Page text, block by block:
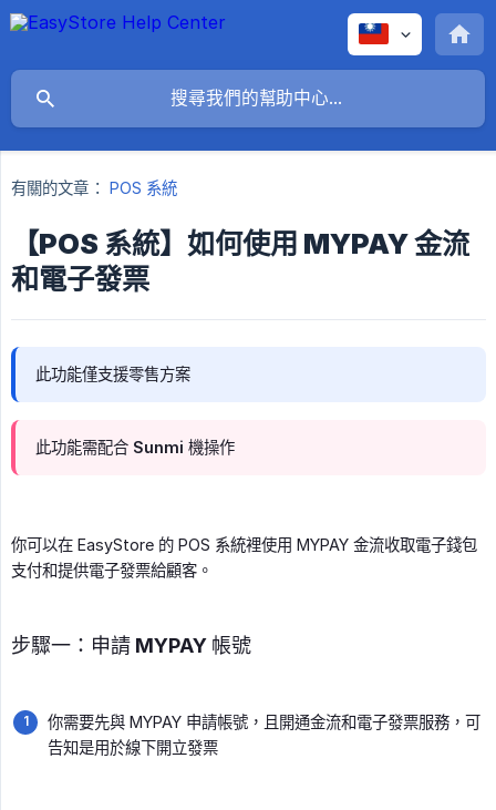
有關的文章： POS 系統
【POS 系統】如何使用 MYPAY 金流
和電子發票
此功能僅支援零售方案
此功能需配合 Sunmi 機操作
你可以在 EasyStore 的 POS 系統裡使用 MYPAY 金流收取電子錢包
支付和提供電子發票給顧客。
步驟一：申請 MYPAY 帳號
你需要先與 MYPAY 申請帳號，且開通金流和電子發票服務，可
告知是用於線下開立發票